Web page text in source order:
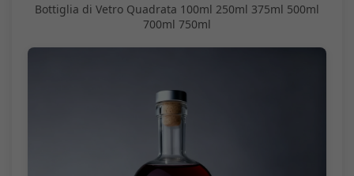
Bottiglia di Vetro Quadrata 100ml 250ml 375ml 500ml
700ml 750ml